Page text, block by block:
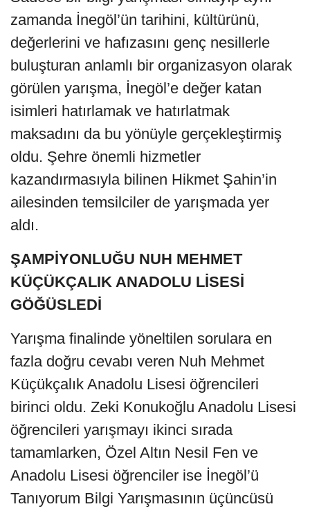
zamanda İnegöl’ün tarihini, kültürünü,
değerlerini ve hafızasını genç nesillerle
buluşturan anlamlı bir organizasyon olarak
görülen yarışma, İnegöl’e değer katan
isimleri hatırlamak ve hatırlatmak
maksadını da bu yönüyle gerçekleştirmiş
oldu. Şehre önemli hizmetler
kazandırmasıyla bilinen Hikmet Şahin’in
ailesinden temsilciler de yarışmada yer
aldı.
ŞAMPİYONLUĞU NUH MEHMET
KÜÇÜKÇALIK ANADOLU LİSESİ
GÖĞÜSLEDİ
Yarışma finalinde yöneltilen sorulara en
fazla doğru cevabı veren Nuh Mehmet
Küçükçalık Anadolu Lisesi öğrencileri
birinci oldu. Zeki Konukoğlu Anadolu Lisesi
öğrencileri yarışmayı ikinci sırada
tamamlarken, Özel Altın Nesil Fen ve
Anadolu Lisesi öğrenciler ise İnegöl’ü
Tanıyorum Bilgi Yarışmasının üçüncüsü